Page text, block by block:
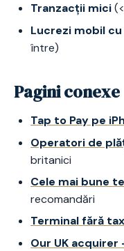
Tranzacții mici
Lucrezi mobil cu
între)
Pagini conexe
Tap to Pay pe
Operatori de
britanici
Cele mai bune
recomandări
Terminal fără
Our UK acquirer